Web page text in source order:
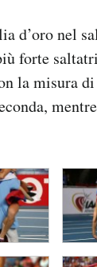
d’oro nel
forte
la misura